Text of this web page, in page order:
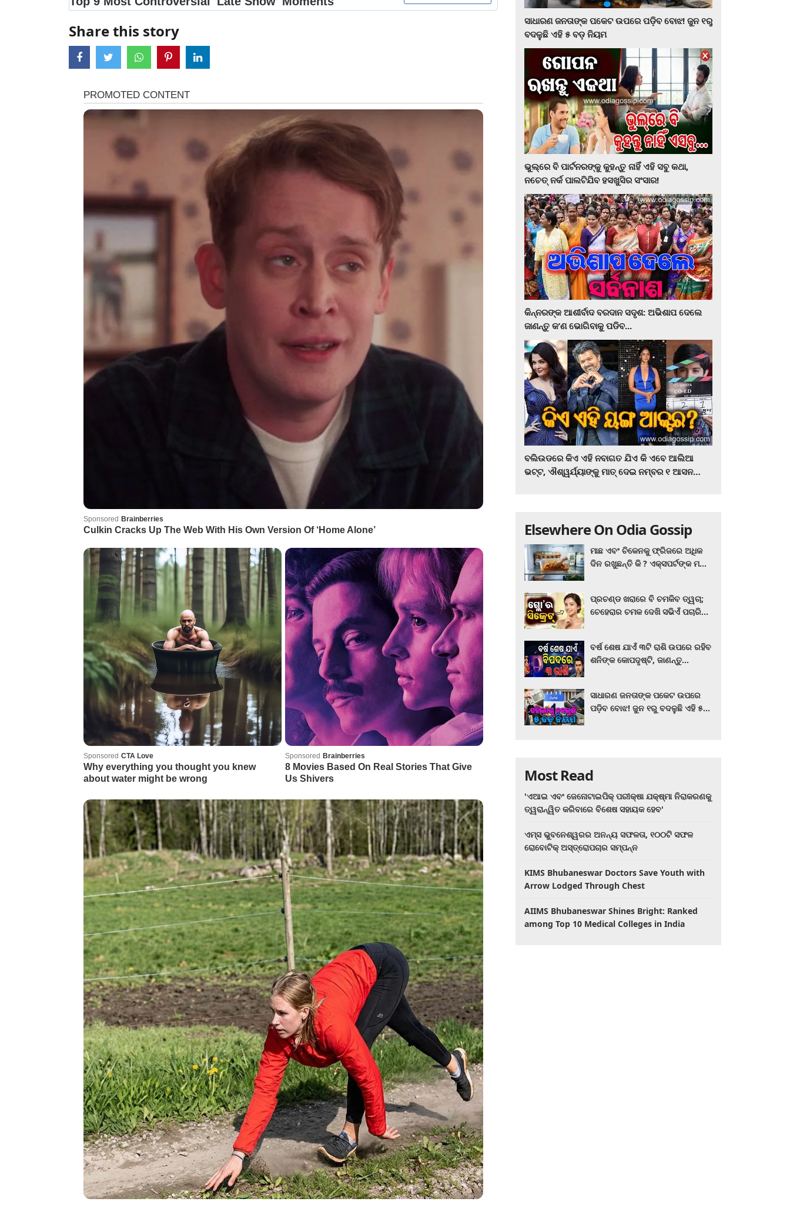
Share this story
ସାଧାରଣ ଜନତାଙ୍କ ପକେଟ ଉପରେ ପଡ଼ିବ ବୋଝ! ଜୁନ ୧ରୁ
ବଦଳୁଛି ଏହି ୫ ବଡ଼ ନିୟମ
ଭୁଲ୍‌ରେ ବି ପାର୍ଟନରଙ୍କୁ କୁହନ୍ତୁ ନାହିଁ ଏହି ସବୁ କଥା,
ନଚେତ୍‌ ନର୍କ ପାଲଟିଯିବ ହସଖୁସିର ସଂସାର!
କିନ୍ନରଙ୍କ ଆଶୀର୍ବାଦ ବରଦାନ ସଦୃଶ: ଅଭିଶାପ ଦେଲେ
ଜାଣନ୍ତୁ କ’ଣ ଭୋଗିବାକୁ ପଡିବ...
ବଲିଉଡରେ କିଏ ଏହି ନବାଗତ ଯିଏ କି ଏବେ ଆଲିଆ
ଭଟ୍ଟ, ଐଶ୍ୱର୍ଯ୍ୟାଙ୍କୁ ମାତ୍‌ ଦେଇ ନମ୍ବର ୧ ଆସନ
Elsewhere On Odia Gossip
ମାଛ ଏବଂ ଚିକେନକୁ ଫ୍ରିଜରେ ଅଧିକ
ଦିନ ରଖୁଛନ୍ତି କି ? ଏକ୍ସପର୍ଟଙ୍କ ମତ
ପ୍ରଚଣ୍ଡ ଖରାରେ ବି ଚମକିବ ତ୍ୱଚା;
ଚେହେରାର ଚମକ ଦେଖି ସଭିଏଁ ପଚାରିବେ
ବର୍ଷ ଶେଷ ଯାଏଁ ୩ଟି ରାଶି ଉପରେ ରହିବ
ଶନିଙ୍କ କୋପଦୃଷ୍ଟି, ଜାଣନ୍ତୁ
ସାଧାରଣ ଜନତାଙ୍କ ପକେଟ ଉପରେ
ପଡ଼ିବ ବୋଝ! ଜୁନ ୧ରୁ ବଦଳୁଛି ଏହି ୫
Most Read
'ଏଆଇ ଏବଂ ଜେନୋଟାଇପିକ୍ ପରୀକ୍ଷା ଯକ୍ଷ୍ମା ନିରାକରଣକୁ
ତ୍ୱରାନ୍ୱିତ କରିବାରେ ବିଶେଷ ସହାୟକ ହେବ'
ଏମ୍ସ ଭୁବନେଶ୍ୱରର ଅନନ୍ୟ ସଫଳତା, ୧୦୦ଟି ସଫଳ
ରୋବୋଟିକ୍ ଅସ୍ତ୍ରୋପଚାର ସମ୍ପନ୍ନ
KIMS Bhubaneswar Doctors Save Youth with
Arrow Lodged Through Chest
AIIMS Bhubaneswar Shines Bright: Ranked
among Top 10 Medical Colleges in India